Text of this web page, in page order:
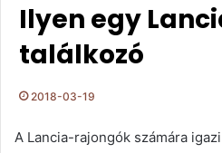
Ilyen egy
találkozó
2018-03-19
A Lancia-rajongók számára